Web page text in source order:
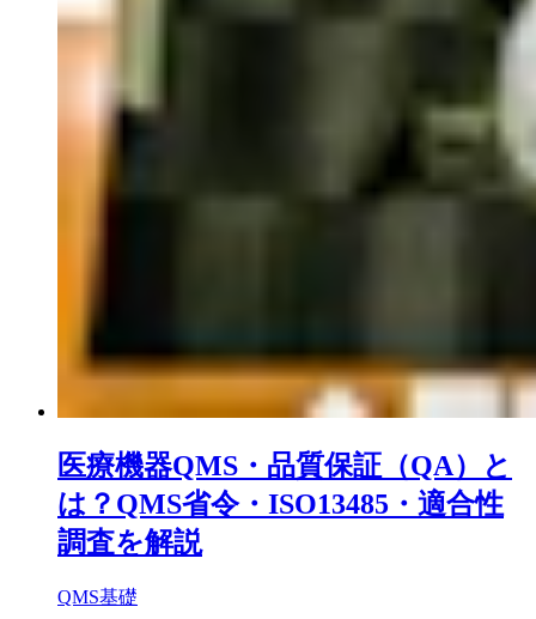
医療機器QMS・品質保証（QA）と
は？QMS省令・ISO13485・適合性
調査を解説
QMS基礎